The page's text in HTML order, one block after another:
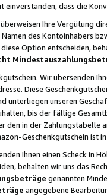
einverstanden, dass die
Ihre Vergütung
des Kontoinhabers
Option entscheiden,
Wir übersenden
Diese
unterliegen unseren
bis der fällige
den in der
Geschenkgutschein ist
Ihnen einen Scheck in
behalten wir uns das
genannten
angegebene